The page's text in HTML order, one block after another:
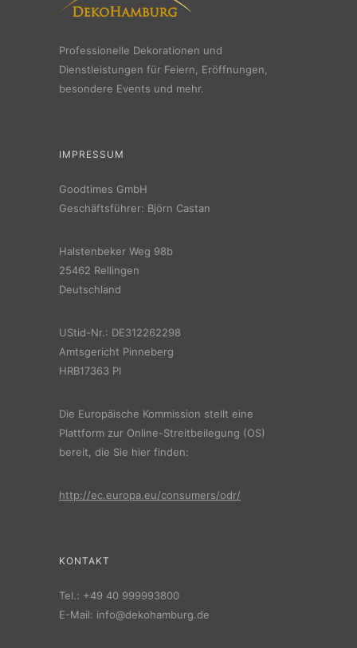
Professionelle Dekorationen und
Dienstleistungen für Feiern, Eröffnungen,
besondere Events und mehr.
IMPRESSUM
Goodtimes GmbH
Geschäftsführer: Björn Castan
Halstenbeker Weg 98b
25462 Rellingen
Deutschland
UStid-Nr.: DE312262298
Amtsgericht Pinneberg
HRB17363 PI
Die Europäische Kommission stellt eine
Plattform zur Online-Streitbeilegung (OS)
bereit, die Sie hier finden:
http://ec.europa.eu/consumers/odr/
KONTAKT
Tel.: +49 40 999993800
E-Mail: info@dekohamburg.de